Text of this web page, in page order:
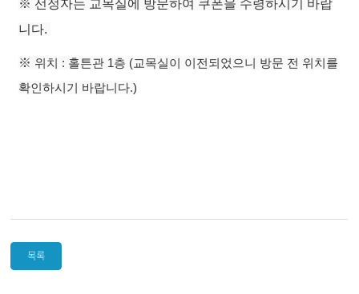
※ 선정자는 교목실에 방문하여 쿠폰을 수령하시기 바랍
니다.​
※ ​위치 : 홀튼관 1층 (교목실이 이전되었으니 방문 전 위치를
확인하시기 바랍니다.)
목록